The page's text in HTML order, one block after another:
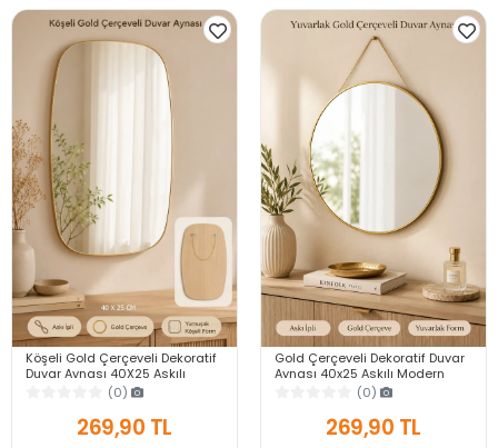
Köşeli Gold Çerçeveli Dekoratif
Duvar Aynası 40X25 Askılı
Modern Salon Antre Banyo
Yatak Odası Ayna
(0)
269,90 TL
Gold Çerçeveli Dekoratif Duvar
Aynası 40x25 Askılı Modern
Salon Antre Banyo Yatak Odası
(0)
269,90 TL